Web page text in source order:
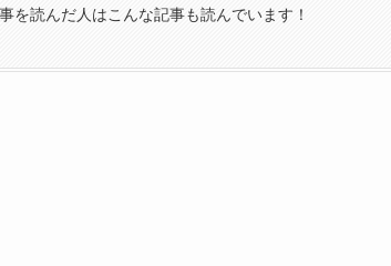
を読んだ人はこんな記事も読んでいます！